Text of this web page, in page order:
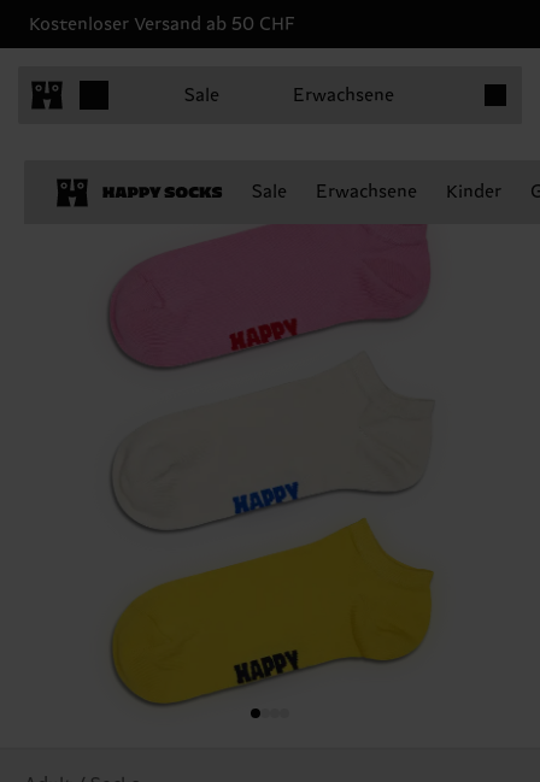
Kostenloser Versand ab 50 CHF
Sale Erwachsene
Sale Erwachsene Kinder